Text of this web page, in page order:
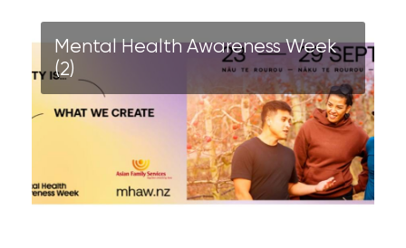
Mental Health Awareness Week
(2)